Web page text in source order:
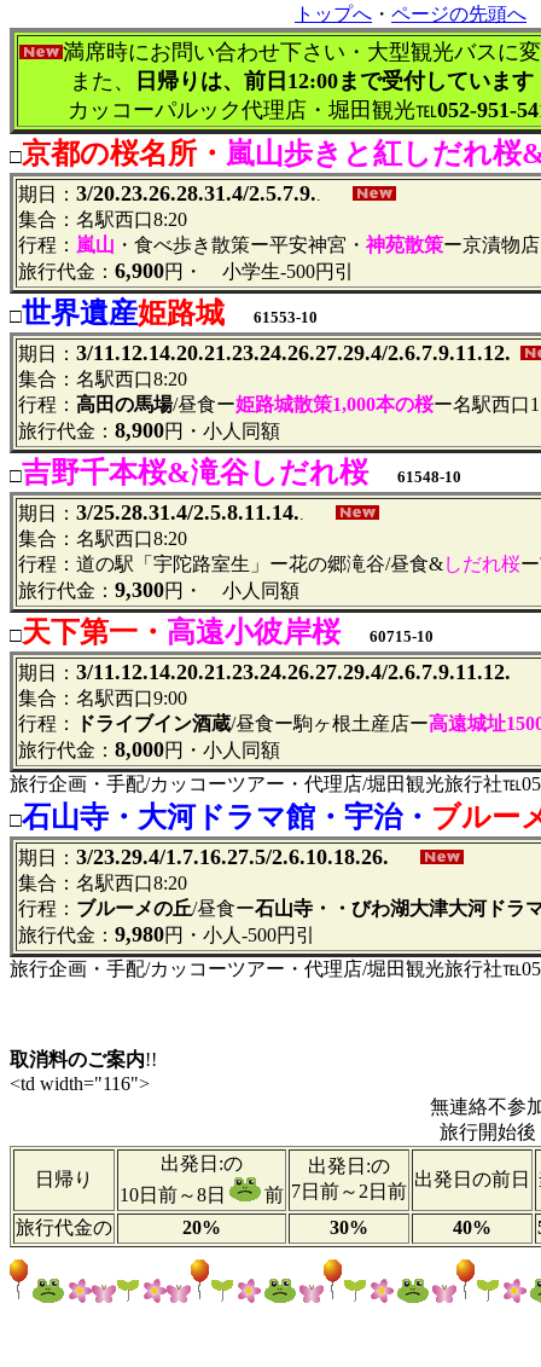
トップへ ・ ページの先頭へ
満席時にお問い合わせ下さい・大型観光バスに
また、
日帰りは、前日12:00まで受付していま
カッコーパルック代理店・堀田観光℡052-951-
□京都の桜名所・ 嵐山歩きと紅しだれ桜
期日： 3/20.23.26.28.31.4/2.5.7.9.
集合：名駅西口8:20
行程： 嵐山 ・食べ歩き散策ー平安神宮・ 神苑散策ー京漬物
旅行代金： 6,900円・ 小学生-500円引
□世界遺産姫路城 61553-10
期日： 3/11.12.14.20.21.23.24.26.27.29.4/2.6.7.9.11.12.
集合：名駅西口8:20
行程： 高田の馬場/昼食ー姫路城散策1,000本の桜ー名駅西口
旅行代金： 8,900円・小人同額
□吉野千本桜&滝谷しだれ桜 61548-10
期日： 3/25.28.31.4/2.5.8.11.14.
集合：名駅西口8:20
行程：道の駅「宇陀路室生」ー花の郷滝谷/昼食&しだれ桜ー
旅行代金： 9,300円・ 小人同額
□天下第一・ 高遠小彼岸桜 60715-10
期日： 3/11.12.14.20.21.23.24.26.27.29.4/2.6.7.9.11.12.
集合：名駅西口9:00
行程：
ドライブイン酒蔵/昼食ー駒ヶ根土産店ー高遠城址
旅行代金： 8,000円・小人同額
旅行企画・手配/カッコーツアー・代理店/堀田観光旅行社
□石山寺・大河ドラマ館・宇治・ ブルー
期日： 3/23.29.4/1.7.16.27.5/2.6.10.18.26.
集合：名駅西口8:20
行程： ブルーメの丘/昼食ー石山寺・・びわ湖大津大河ドラ
旅行代金： 9,980円・小人-500円引
旅行企画・手配/カッコーツアー・代理店/堀田観光旅行社
取消料のご案内!!
<td width="116">
無連絡不参
旅行開始後
日帰り
出発日:の
10日前～8日
前
出発日:の
7日前～2日前
出発日の前日
旅行代金の 20% 30% 40%